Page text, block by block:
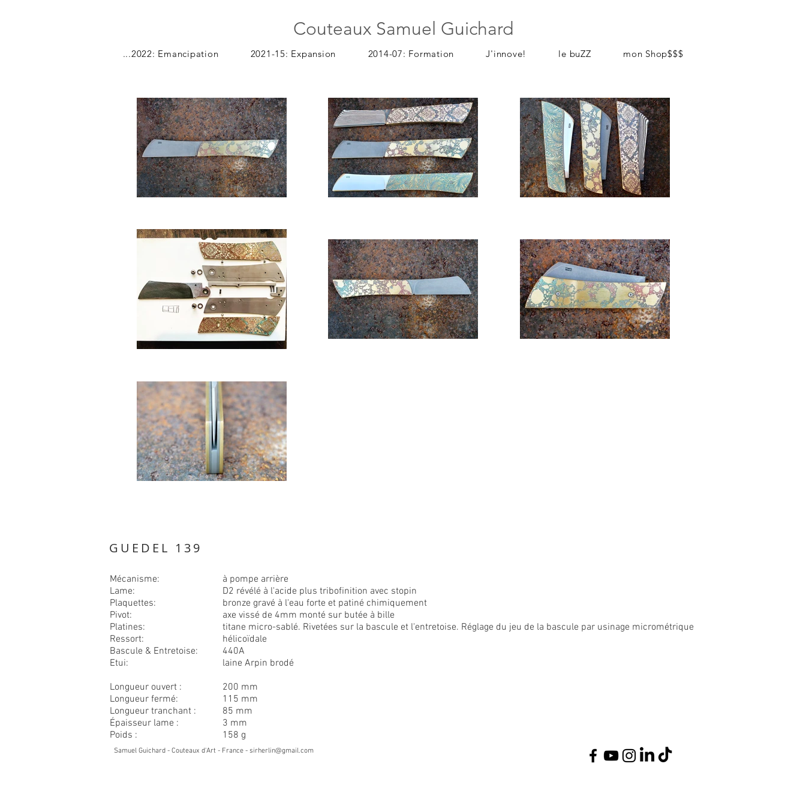
Couteaux Samuel Guichard
...2022: Emancipation 2021-15: Expansion 2014-07: Formation J'innove! le buZZ mon Shop$$$
GUEDEL 139
Mécanisme:
Lame:
Plaquettes:
Pivot:
Platines:
Ressort:
Bascule & Entretoise:
Etui:
Longueur ouvert :
Longueur fermé:
Longueur tranchant :
Épaisseur lame :
Poids :
à pompe arrière
D2 révélé à l'acide plus tribofinition avec stopin
bronze gravé à l'eau forte et patiné chimiquement
axe vissé de 4mm monté sur butée à bille
titane micro-sablé. Rivetées sur la bascule et l'entretoise. Réglage du jeu de la bascule par usinage micrométrique
hélicoïdale
440A
laine Arpin brodé
200 mm
115 mm
85 mm
3 mm
158 g
Samuel Guichard - Couteaux d'Art - France - sirherlin@gmail.com